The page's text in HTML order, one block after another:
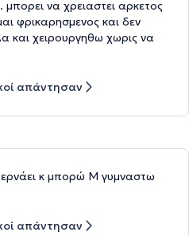
να χρειαστει αρκετος
φρικαρησμενος και δεν
και χειρουργηθω χωρις να
απάντησαν
κ μπορώ Μ γυμναστω
απάντησαν